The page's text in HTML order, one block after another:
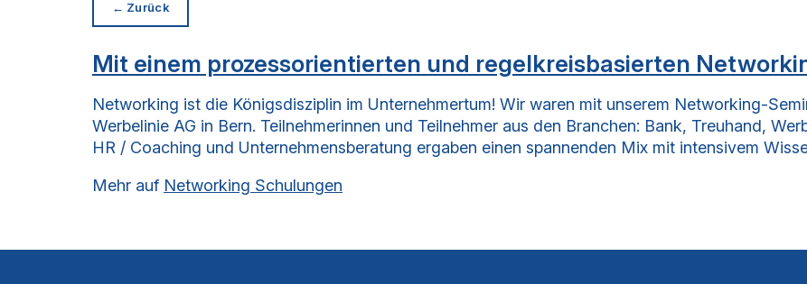
← Zurück
Mit einem prozessorientierten und regelkreisbasierten
Networking ist die Königsdisziplin im Unternehmertum! Wir waren mit unserem Networking-
Werbelinie AG in Bern. Teilnehmerinnen und Teilnehmer aus den Branchen: Bank, Treuhand,
HR / Coaching und Unternehmensberatung ergaben einen spannenden Mix mit intensivem
Mehr auf Networking Schulungen